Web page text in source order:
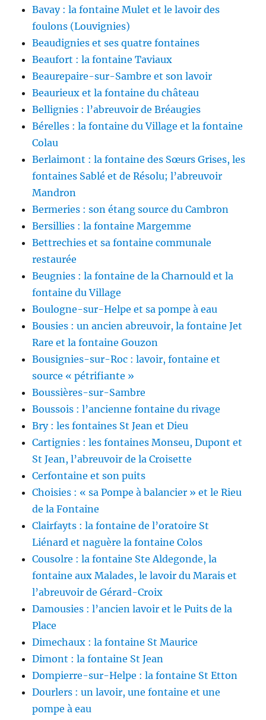
Bavay : la fontaine Mulet et le lavoir des
foulons (Louvignies)
Beaudignies et ses quatre fontaines
Beaufort : la fontaine Taviaux
Beaurepaire-sur-Sambre et son lavoir
Beaurieux et la fontaine du château
Bellignies : l’abreuvoir de Bréaugies
Bérelles : la fontaine du Village et la fontaine
Colau
Berlaimont : la fontaine des Sœurs Grises, les
fontaines Sablé et de Résolu; l’abreuvoir
Mandron
Bermeries : son étang source du Cambron
Bersillies : la fontaine Margemme
Bettrechies et sa fontaine communale
restaurée
Beugnies : la fontaine de la Charnould et la
fontaine du Village
Boulogne-sur-Helpe et sa pompe à eau
Bousies : un ancien abreuvoir, la fontaine Jet
Rare et la fontaine Gouzon
Bousignies-sur-Roc : lavoir, fontaine et
source « pétrifiante »
Boussières-sur-Sambre
Boussois : l’ancienne fontaine du rivage
Bry : les fontaines St Jean et Dieu
Cartignies : les fontaines Monseu, Dupont et
St Jean, l’abreuvoir de la Croisette
Cerfontaine et son puits
Choisies : « sa Pompe à balancier » et le Rieu
de la Fontaine
Clairfayts : la fontaine de l’oratoire St
Liénard et naguère la fontaine Colos
Cousolre : la fontaine Ste Aldegonde, la
fontaine aux Malades, le lavoir du Marais et
l’abreuvoir de Gérard-Croix
Damousies : l’ancien lavoir et le Puits de la
Place
Dimechaux : la fontaine St Maurice
Dimont : la fontaine St Jean
Dompierre-sur-Helpe : la fontaine St Etton
Dourlers : un lavoir, une fontaine et une
pompe à eau